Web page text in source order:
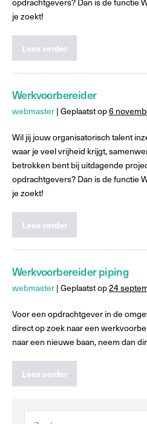
je zoekt!
Lees verder
Werkvoorbereider
webmaster | Geplaatst op6
Wil jij jouw organisatorisch talent
waar je veel vrijheid krijgt,
betrokken bent bij uitdagende
opdrachtgevers? Dan is de functie
je zoekt!
Lees verder
Werkvoorbereider piping
webmaster | Geplaatst op24
Voor een opdrachtgever in de
direct op zoek naar een
naar een nieuwe baan, neem dan
Lees verder